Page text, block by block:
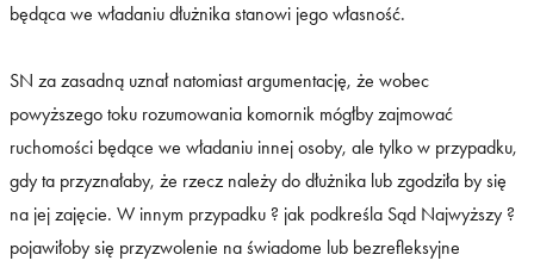
będąca we władaniu dłużnika stanowi jego własność.
SN za zasadną uznał natomiast argumentację, że wobec
powyższego toku rozumowania komornik mógłby zajmować
ruchomości będące we władaniu innej osoby, ale tylko w przypadku,
gdy ta przyznałaby, że rzecz należy do dłużnika lub zgodziła by się
na jej zajęcie. W innym przypadku ? jak podkreśla Sąd Najwyższy ?
pojawiłoby się przyzwolenie na świadome lub bezrefleksyjne